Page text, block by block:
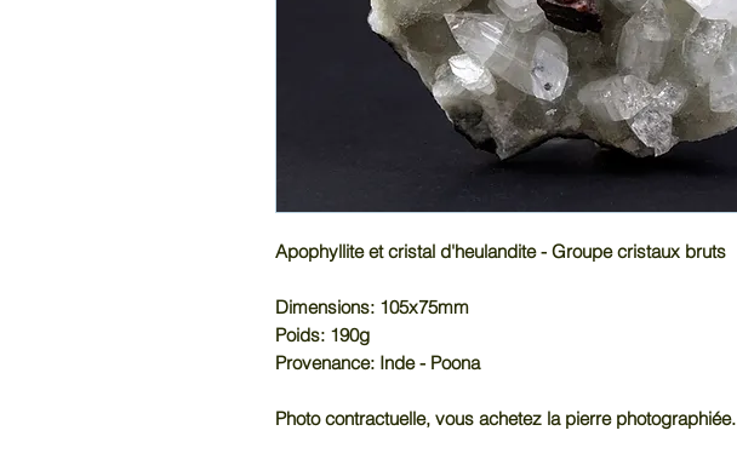
Apophyllite et cristal d'heulandite - Groupe cristaux bruts
Dimensions: 105x75mm
Poids: 190g
Provenance: Inde - Poona
Photo contractuelle, vous achetez la pierre photographiée.